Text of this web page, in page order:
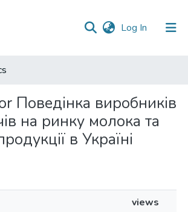
Log In (current)
Поведінка виробників
на ринку молока та
в Україні
views